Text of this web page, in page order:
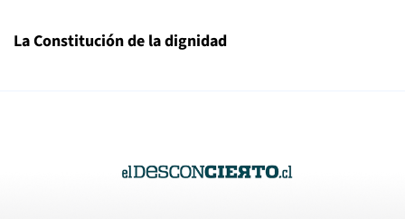
La Constitución de la dignidad